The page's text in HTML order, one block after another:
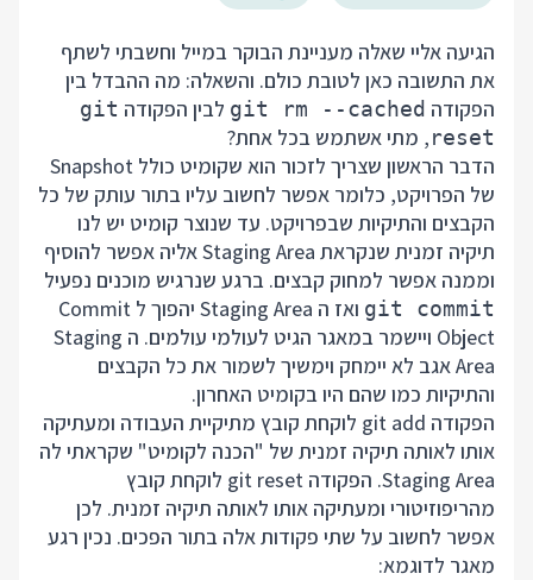
הגיעה אליי שאלה מעניינת הבוקר במייל וחשבתי לשתף
את התשובה כאן לטובת כולם. והשאלה: מה ההבדל בין
הפקודה git rm --cached לבין הפקודה git
reset, מתי אשתמש בכל אחת?
הדבר הראשון שצריך לזכור הוא שקומיט כולל Snapshot
של הפרויקט, כלומר אפשר לחשוב עליו בתור עותק של כל
הקבצים והתיקיות שבפרויקט. עד שנוצר קומיט יש לנו
תיקיה זמנית שנקראת Staging Area אליה אפשר להוסיף
וממנה אפשר למחוק קבצים. ברגע שנרגיש מוכנים נפעיל
git commit
ואז ה Staging Area יהפוך ל Commit
Object ויישמר במאגר הגיט לעולמי עולמים. ה Staging
Area אגב לא יימחק וימשיך לשמור את כל הקבצים
והתיקיות כמו שהם היו בקומיט האחרון.
הפקודה git add לוקחת קובץ מתיקיית העבודה ומעתיקה
אותו לאותה תיקיה זמנית של "הכנה לקומיט" שקראתי לה
Staging Area. הפקודה git reset לוקחת קובץ
מהריפוזיטורי ומעתיקה אותו לאותה תיקיה זמנית. לכן
אפשר לחשוב על שתי פקודות אלה בתור הפכים. נכין רגע
מאגר לדוגמא: